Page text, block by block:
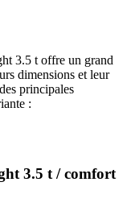
3.5 t offre un grand
dimensions et leur
principales
:
3.5 t / comfort